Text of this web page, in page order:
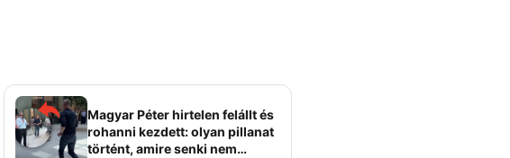
Magyar Péter hirtelen felállt és
rohanni kezdett: olyan pillanat
történt, amire senki nem